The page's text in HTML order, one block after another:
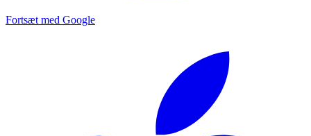
Fortsæt med Google